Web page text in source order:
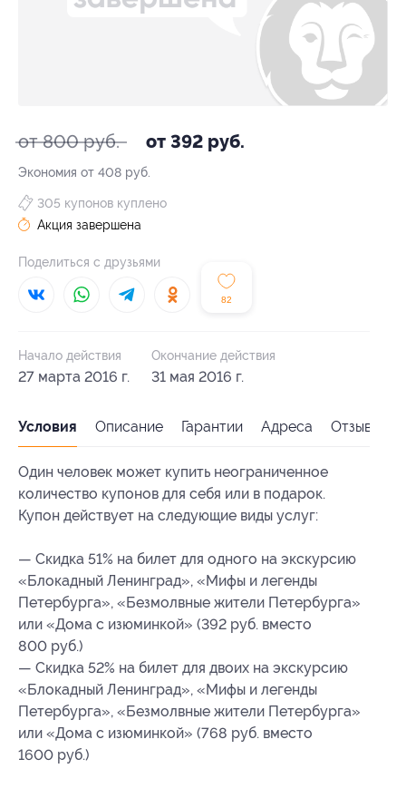
от 800 руб. от 392 руб.
Экономия от 408 руб.
82
305 купонов куплено
Акция завершена
Поделиться с друзьями
Начало действия
27 марта 2016 г.
Окончание действия
31 мая 2016 г.
Условия Описание Гарантии Адреса Отзывы
Один человек может купить неограниченное
количество купонов для себя или в подарок.
Купон действует на следующие виды услуг:
— Скидка 51% на билет для одного на экскурсию
«Блокадный Ленинград», «Мифы и легенды
Петербурга», «Безмолвные жители Петербурга»
или «Дома с изюминкой» (392 руб. вместо
800 руб.)
— Скидка 52% на билет для двоих на экскурсию
«Блокадный Ленинград», «Мифы и легенды
Петербурга», «Безмолвные жители Петербурга»
или «Дома с изюминкой» (768 руб. вместо
1600 руб.)